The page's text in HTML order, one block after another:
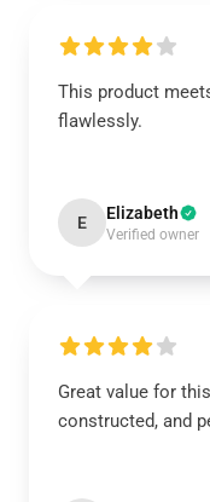
This product
flawlessly.
E Elizabeth
Verified owner
Great value for
constructed, and